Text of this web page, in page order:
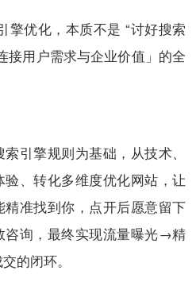
擎优化，本质不是 “讨好搜索
接用户需求与企业价值」的全
引擎规则为基础，从技术、
验、转化多维度优化网站，让
精准找到你，点开后愿意留下
咨询，最终实现流量曝光→精
的闭环。